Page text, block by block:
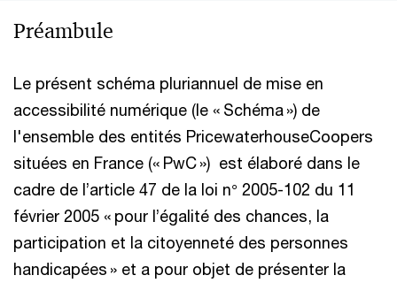
Préambule
Le présent schéma pluriannuel de mise en
accessibilité numérique (le « Schéma ») de
l'ensemble des entités PricewaterhouseCoopers
situées en France (« PwC ») est élaboré dans le
cadre de l’article 47 de la loi n° 2005-102 du 11
février 2005 « pour l’égalité des chances, la
participation et la citoyenneté des personnes
handicapées » et a pour objet de présenter la